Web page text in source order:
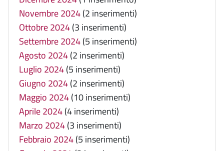
Novembre 2024(2 inserimenti)
Ottobre 2024(3 inserimenti)
Settembre 2024(5 inserimenti)
Agosto 2024(2 inserimenti)
Luglio 2024(5 inserimenti)
Giugno 2024(2 inserimenti)
Maggio 2024(10 inserimenti)
Aprile 2024(4 inserimenti)
Marzo 2024(3 inserimenti)
Febbraio 2024(5 inserimenti)